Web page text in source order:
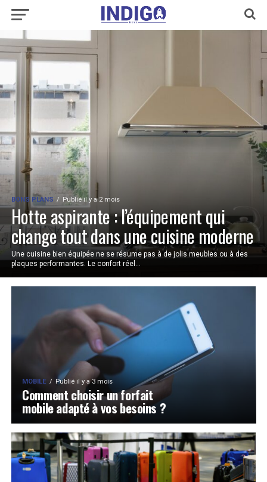
BONS PLANS Publié il y a 2 mois
Hotte aspirante : l’équipement qui
change tout dans une cuisine moderne
Une cuisine bien équipée ne se résume pas à de jolis meubles ou à des
plaques performantes. Le confort réel...
MOBILE Publié il y a 3 mois
Comment choisir un forfait
mobile adapté à vos besoins ?